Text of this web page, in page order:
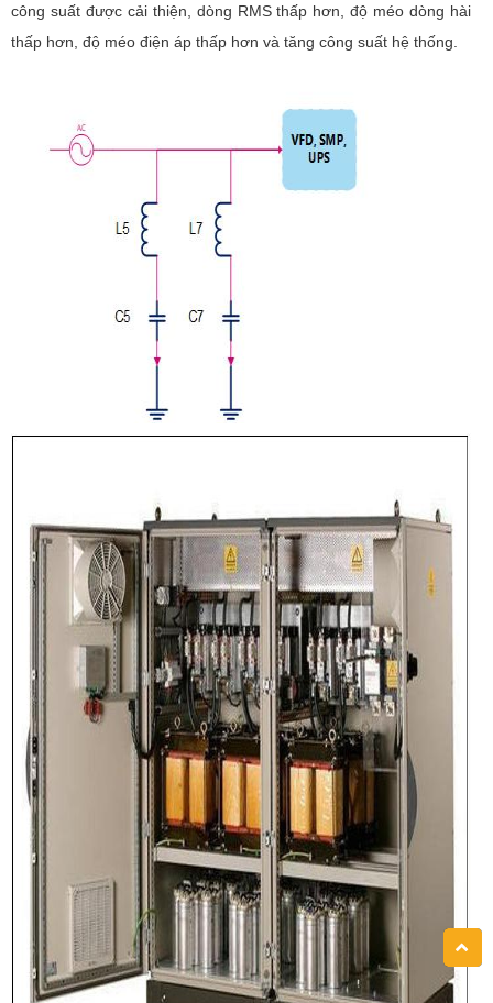
công suất được cải thiện, dòng RMS thấp hơn, độ méo dòng hài
thấp hơn, độ méo điện áp thấp hơn và tăng công suất hệ thống.